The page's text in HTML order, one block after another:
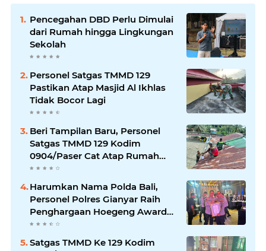
Pencegahan DBD Perlu Dimulai
dari Rumah hingga Lingkungan
Sekolah
Personel Satgas TMMD 129
Pastikan Atap Masjid Al Ikhlas
Tidak Bocor Lagi
Beri Tampilan Baru, Personel
Satgas TMMD 129 Kodim
0904/Paser Cat Atap Rumah
Marbot
Harumkan Nama Polda Bali,
Personel Polres Gianyar Raih
Penghargaan Hoegeng Awards
2026
Satgas TMMD Ke 129 Kodim